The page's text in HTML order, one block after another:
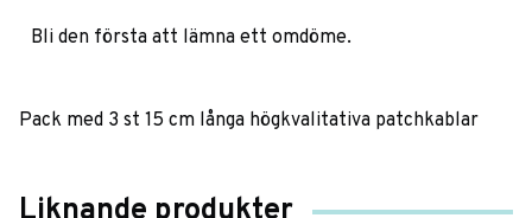
Bli den första att lämna ett omdöme.
Pack med 3 st 15 cm långa högkvalitativa patchkablar